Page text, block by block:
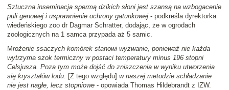
Sztuczna inseminacja spermą dzikich słoni jest szansą na wzbogacenie
puli genowej i usprawnienie ochrony gatunkowej - podkreśla dyrektorka
wiedeńskiego zoo dr Dagmar Schratter, dodając, że w ogrodach
zoologicznych na 1 samca przypada aż 5 samic.
Mrożenie ssaczych komórek stanowi wyzwanie, ponieważ nie każda
wytrzyma szok termiczny w postaci temperatury minus 196 stopni
Celsjusza. Poza tym może dojść do zniszczenia w wyniku utworzenia
się kryształów lodu. [Z tego względu] w naszej metodzie schładzanie
nie jest nagłe, lecz stopniowe - opowiada Thomas Hildebrandt z IZW.